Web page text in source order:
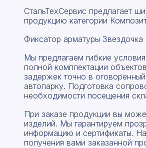
СтальТехСервис предлагает
продукцию категории
Фиксатор арматуры
Мы предлагаем гибкие
полной комплектации
задержек точно в
автопарку. Подготовка
необходимости посещения
При заказе продукции вы
изделий. Мы гарантируем
информацию и сертификаты.
получения вами заказанной